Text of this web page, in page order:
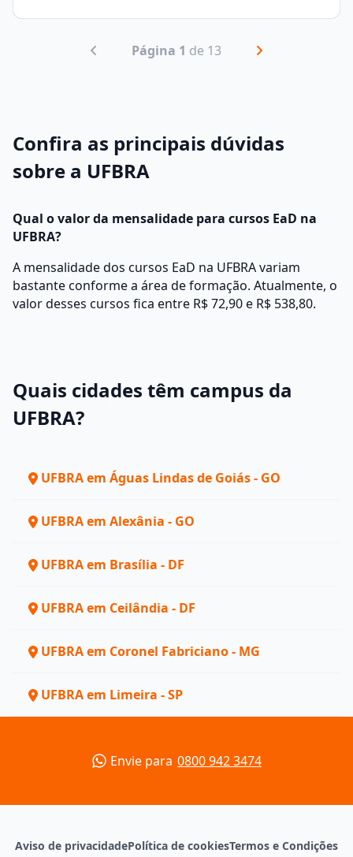
Página 1 de 13
Confira as principais dúvidas
sobre a UFBRA
Qual o valor da mensalidade para cursos EaD na
UFBRA?
A mensalidade dos cursos EaD na UFBRA variam
bastante conforme a área de formação. Atualmente, o
valor desses cursos fica entre R$ 72,90 e R$ 538,80.
Quais cidades têm campus da
UFBRA?
UFBRA em Águas Lindas de Goiás - GO
UFBRA em Alexânia - GO
UFBRA em Brasília - DF
UFBRA em Ceilândia - DF
UFBRA em Coronel Fabriciano - MG
UFBRA em Limeira - SP
Envie para 0800 942 3474
Aviso de privacidadePolítica de cookiesTermos e Condições